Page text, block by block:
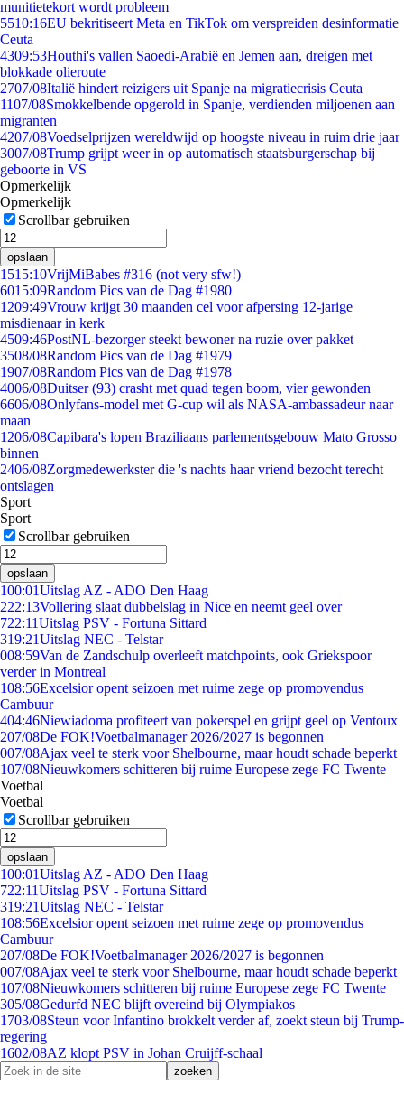
munitietekort wordt probleem
5510:16EU bekritiseert Meta en TikTok om verspreiden desinformatie
Ceuta
4309:53Houthi's vallen Saoedi-Arabië en Jemen aan, dreigen met
blokkade olieroute
2707/08Italië hindert reizigers uit Spanje na migratiecrisis Ceuta
1107/08Smokkelbende opgerold in Spanje, verdienden miljoenen aan
migranten
4207/08Voedselprijzen wereldwijd op hoogste niveau in ruim drie jaar
3007/08Trump grijpt weer in op automatisch staatsburgerschap bij
geboorte in VS
Opmerkelijk
Opmerkelijk
Scrollbar gebruiken
opslaan
1515:10VrijMiBabes #316 (not very sfw!)
6015:09Random Pics van de Dag #1980
1209:49Vrouw krijgt 30 maanden cel voor afpersing 12-jarige
misdienaar in kerk
4509:46PostNL-bezorger steekt bewoner na ruzie over pakket
3508/08Random Pics van de Dag #1979
1907/08Random Pics van de Dag #1978
4006/08Duitser (93) crasht met quad tegen boom, vier gewonden
6606/08Onlyfans-model met G-cup wil als NASA-ambassadeur naar
maan
1206/08Capibara's lopen Braziliaans parlementsgebouw Mato Grosso
binnen
2406/08Zorgmedewerkster die 's nachts haar vriend bezocht terecht
ontslagen
Sport
Sport
Scrollbar gebruiken
opslaan
100:01Uitslag AZ - ADO Den Haag
222:13Vollering slaat dubbelslag in Nice en neemt geel over
722:11Uitslag PSV - Fortuna Sittard
319:21Uitslag NEC - Telstar
008:59Van de Zandschulp overleeft matchpoints, ook Griekspoor
verder in Montreal
108:56Excelsior opent seizoen met ruime zege op promovendus
Cambuur
404:46Niewiadoma profiteert van pokerspel en grijpt geel op Ventoux
207/08De FOK!Voetbalmanager 2026/2027 is begonnen
007/08Ajax veel te sterk voor Shelbourne, maar houdt schade beperkt
107/08Nieuwkomers schitteren bij ruime Europese zege FC Twente
Voetbal
Voetbal
Scrollbar gebruiken
opslaan
100:01Uitslag AZ - ADO Den Haag
722:11Uitslag PSV - Fortuna Sittard
319:21Uitslag NEC - Telstar
108:56Excelsior opent seizoen met ruime zege op promovendus
Cambuur
207/08De FOK!Voetbalmanager 2026/2027 is begonnen
007/08Ajax veel te sterk voor Shelbourne, maar houdt schade beperkt
107/08Nieuwkomers schitteren bij ruime Europese zege FC Twente
305/08Gedurfd NEC blijft overeind bij Olympiakos
1703/08Steun voor Infantino brokkelt verder af, zoekt steun bij Trump-
regering
1602/08AZ klopt PSV in Johan Cruijff-schaal